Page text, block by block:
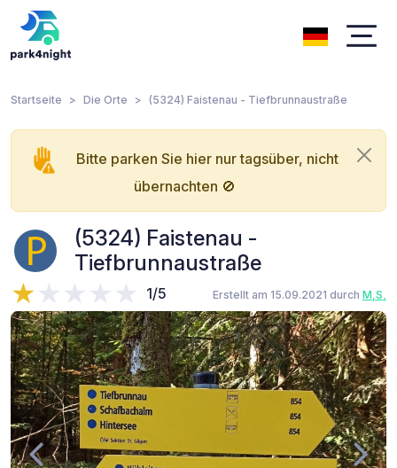
Startseite Die Orte (5324) Faistenau - Tiefbrunnaustraße
Bitte parken Sie hier nur tagsüber, nicht
übernachten 🚫
(5324) Faistenau -
Tiefbrunnaustraße
1/5 Erstellt am 15.09.2021 durch M,S,